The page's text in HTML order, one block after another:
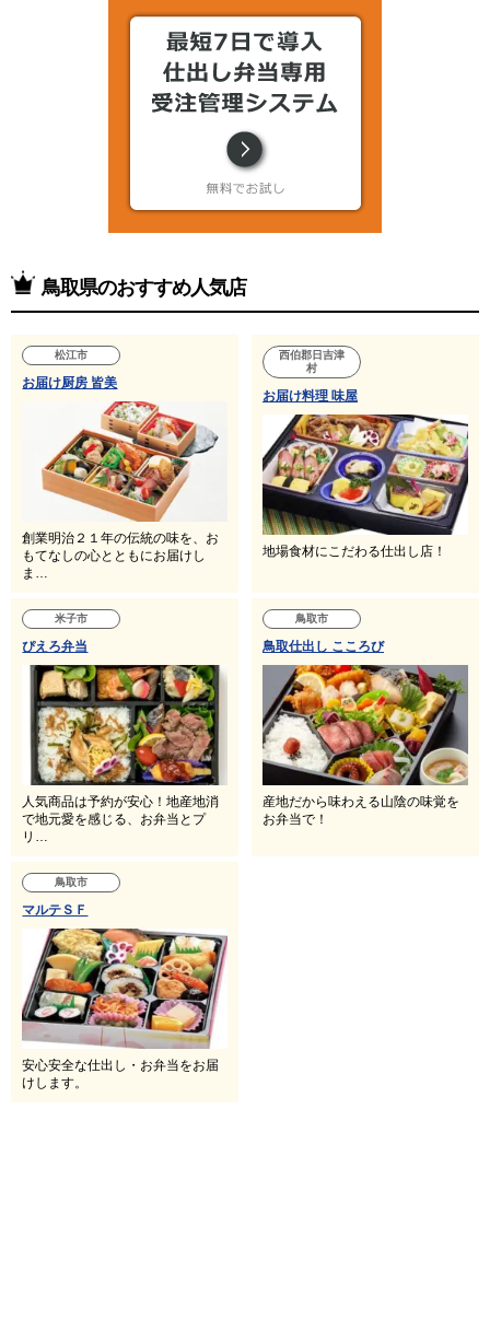
鳥取県のおすすめ人気店
松江市
お届け厨房 皆美
創業明治２１年の伝統の味を、お
もてなしの心とともにお届けし
ま…
西伯郡日吉津
村
お届け料理 味屋
地場食材にこだわる仕出し店！
米子市
ぴえろ弁当
人気商品は予約が安心！地産地消
で地元愛を感じる、お弁当とプ
リ…
鳥取市
鳥取仕出し こころび
産地だから味わえる山陰の味覚を
お弁当で！
鳥取市
マルテＳＦ
安心安全な仕出し・お弁当をお届
けします。